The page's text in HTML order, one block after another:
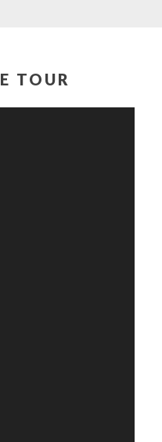
TOUR